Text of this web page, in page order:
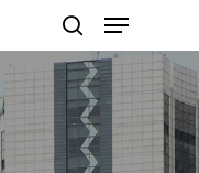
search
Menu
Close
Menu